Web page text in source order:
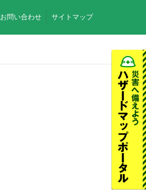
お問い合わせ サイトマップ